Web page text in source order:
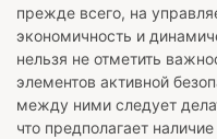
прежде всего, на
экономичность и
нельзя не отметить
элементов активной
между ними следует
что предполагает